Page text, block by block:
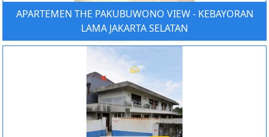
APARTEMEN THE PAKUBUWONO VIEW - KEBAYORAN
LAMA JAKARTA SELATAN